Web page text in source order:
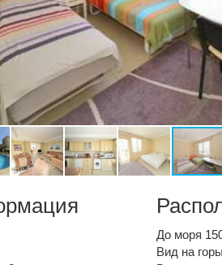
До моря
Вид на горы